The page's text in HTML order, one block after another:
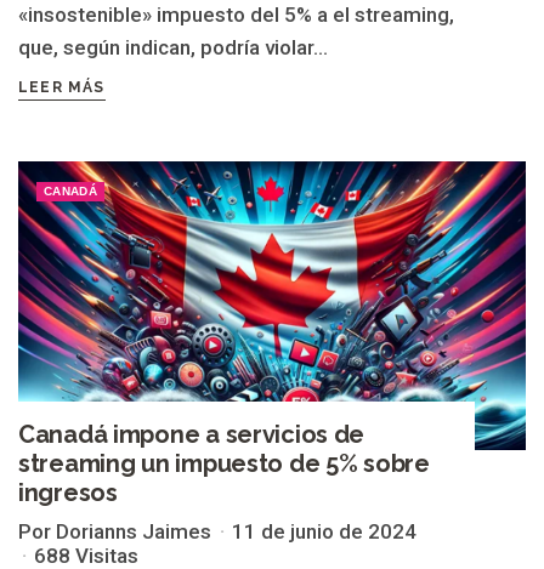
«insostenible» impuesto del 5% a el streaming,
que, según indican, podría violar...
LEER MÁS
CANADÁ
Canadá impone a servicios de
streaming un impuesto de 5% sobre
ingresos
Por Dorianns Jaimes
11 de junio de 2024
688 Visitas